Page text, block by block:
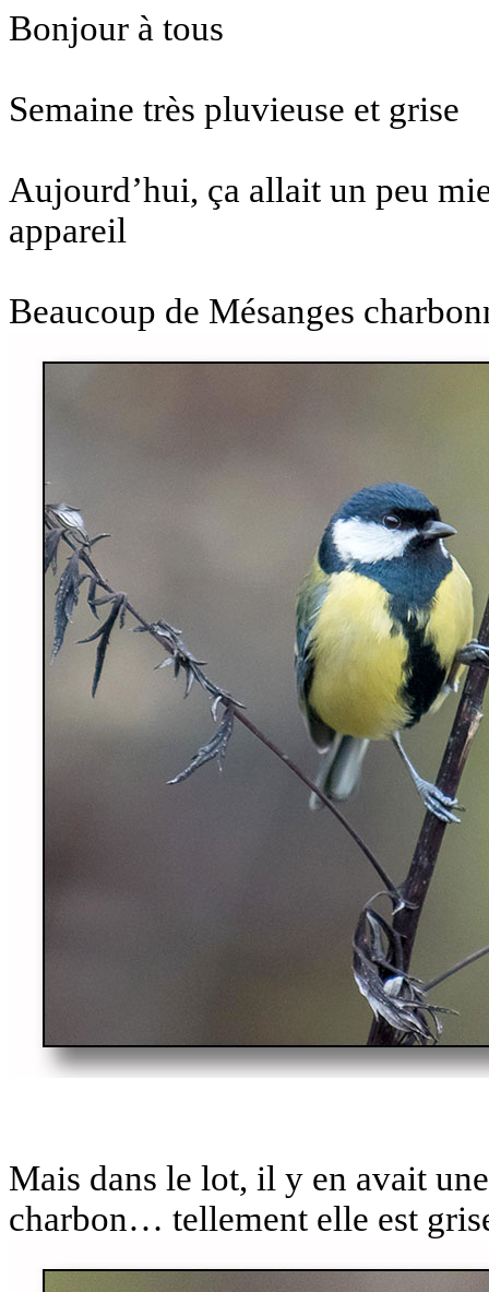
Bonjour à tous
Semaine très pluvieuse et grise
Aujourd’hui, ça allait un peu
appareil
Beaucoup de Mésanges
Mais dans le lot, il y en avait
charbon… tellement elle est